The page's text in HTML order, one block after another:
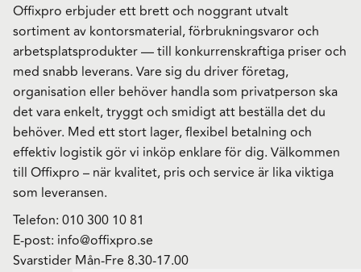
Offixpro erbjuder ett brett och noggrant utvalt
sortiment av kontorsmaterial, förbrukningsvaror och
arbetsplatsprodukter — till konkurrenskraftiga priser och
med snabb leverans. Vare sig du driver företag,
organisation eller behöver handla som privatperson ska
det vara enkelt, tryggt och smidigt att beställa det du
behöver. Med ett stort lager, flexibel betalning och
effektiv logistik gör vi inköp enklare för dig. Välkommen
till Offixpro – när kvalitet, pris och service är lika viktiga
som leveransen.
Telefon: 010 300 10 81
E-post: info@offixpro.se
Svarstider Mån-Fre 8.30-17.00